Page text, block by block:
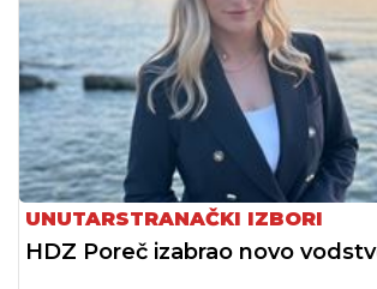
UNUTARSTRANAČKI IZBORI
HDZ Poreč izabrao novo